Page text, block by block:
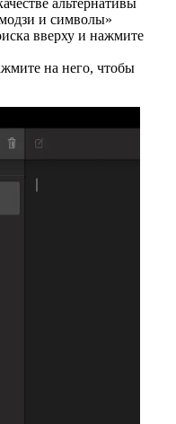
альтернативы
и символы»
вверху и нажмите
на него, чтобы